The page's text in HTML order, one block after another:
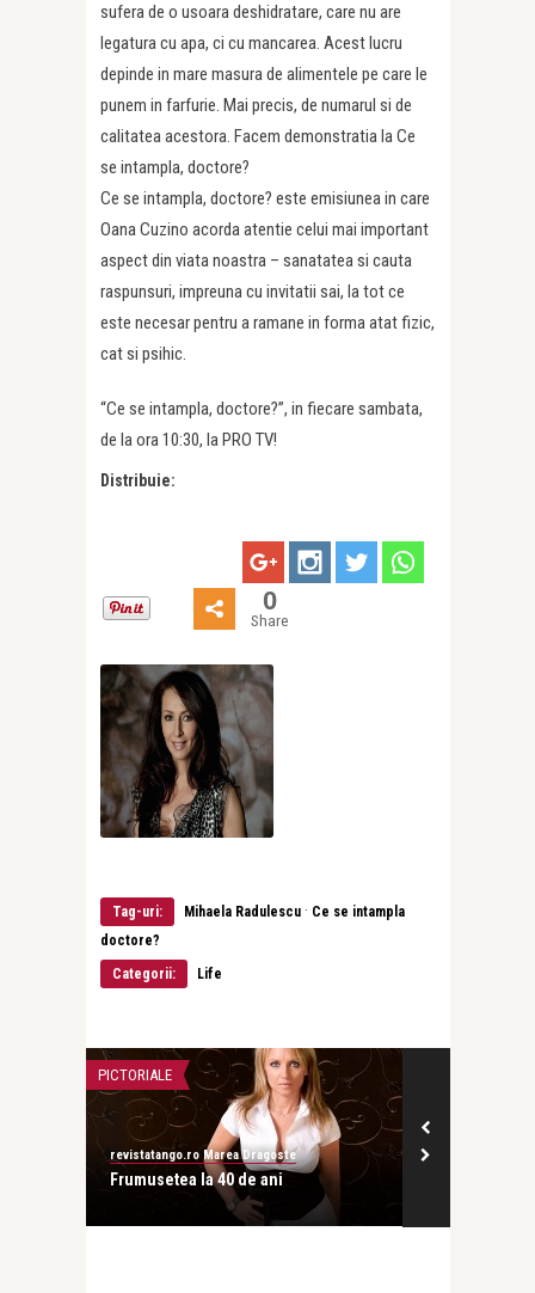
sufera de o usoara deshidratare, care nu are
legatura cu apa, ci cu mancarea. Acest lucru
depinde in mare masura de alimentele pe care le
punem in farfurie. Mai precis, de numarul si de
calitatea acestora. Facem demonstratia la Ce
se intampla, doctore?
Ce se intampla, doctore? este emisiunea in care
Oana Cuzino acorda atentie celui mai important
aspect din viata noastra – sanatatea si cauta
raspunsuri, impreuna cu invitatii sai, la tot ce
este necesar pentru a ramane in forma atat fizic,
cat si psihic.
“Ce se intampla, doctore?”, in fiecare sambata,
de la ora 10:30, la PRO TV!
Distribuie:
0
Share
Tag-uri: Mihaela Radulescu · Ce se intampla
doctore?
Categorii:
Life
PICTORIALE
revistatango.ro Marea Dragoste
Frumusetea la 40 de ani